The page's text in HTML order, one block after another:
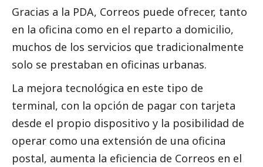
Gracias a la PDA, Correos puede ofrecer, tanto
en la oficina como en el reparto a domicilio,
muchos de los servicios que tradicionalmente
solo se prestaban en oficinas urbanas.
La mejora tecnológica en este tipo de
terminal, con la opción de pagar con tarjeta
desde el propio dispositivo y la posibilidad de
operar como una extensión de una oficina
postal, aumenta la eficiencia de Correos en el